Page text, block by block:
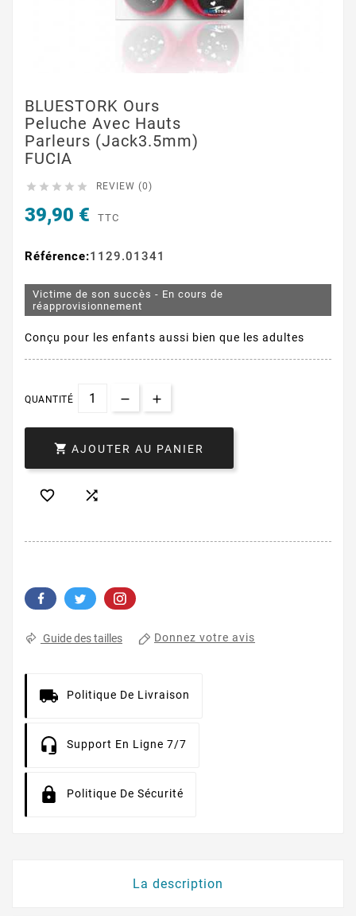
BLUESTORK Ours
Peluche Avec Hauts
Parleurs (jack3.5mm)
FUCIA
     REVIEW (0)
39,90 € TTC
Référence:1129.01341
Victime de son succès - En cours de
réapprovisionnement
Conçu pour les enfants aussi bien que les adultes
QUANTITÉ
 AJOUTER AU PANIER
 
Guide des tailles Donnez votre avis
Politique De Livraison
Support En Ligne 7/7
Politique De Sécurité
La description